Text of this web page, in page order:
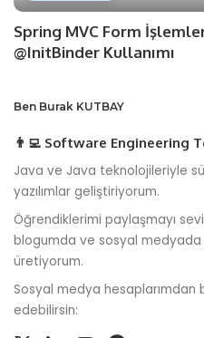
Spring MVC Form
@InitBinder Kullanımı
Ben Burak KUTBAY
👨‍💻 Software Engineering
Java ve Java teknolojileriyle
yazılımlar geliştiriyorum.
Öğrendiklerimi paylaşmayı
blogumda ve sosyal
üretiyorum.
Sosyal medya hesaplarımdan
edebilirsin: